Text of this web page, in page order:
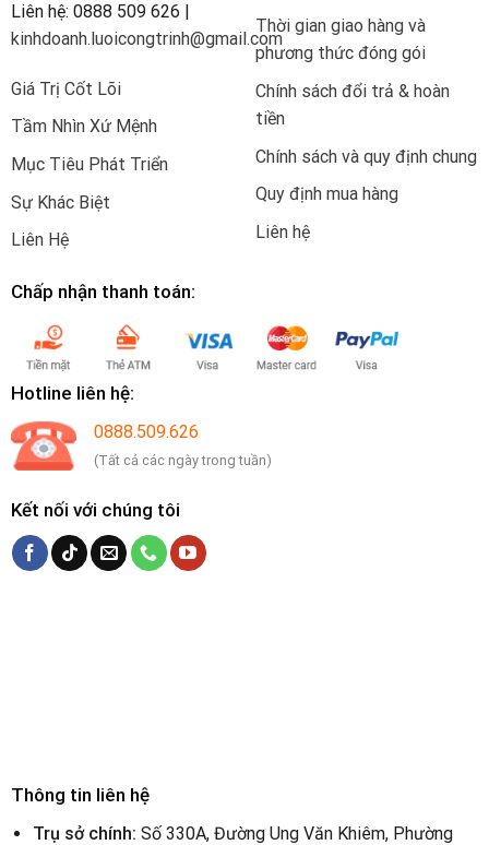
Liên hệ: 0888 509 626 |
kinhdoanh.luoicongtrinh@gmail.com
Giá Trị Cốt Lõi
Tầm Nhìn Xứ Mệnh
Mục Tiêu Phát Triển
Sự Khác Biệt
Liên Hệ
Thời gian giao hàng và
phương thức đóng gói
Chính sách đổi trả & hoàn
tiền
Chính sách và quy định chung
Quy định mua hàng
Liên hệ
Chấp nhận thanh toán:
Hotline liên hệ:
0888.509.626
(Tất cả các ngày trong tuần)
Kết nối với chúng tôi
Thông tin liên hệ
Trụ sở chính: Số 330A, Đường Ung Văn Khiêm, Phường